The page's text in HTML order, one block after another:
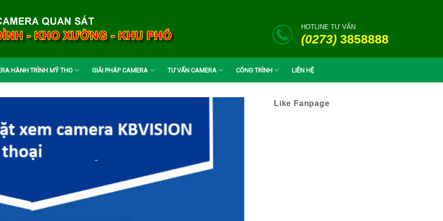
HOTLINE TƯ VẤN
(0273) 3858888
HÀNH TRÌNH MỸ THO GIẢI PHÁP CAMERA TƯ VẤN CAMERA CÔNG TRÌNH LIÊN HỆ
Like Fanpage